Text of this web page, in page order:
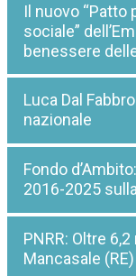
Il nuovo “Patto
sociale”
benessere
Luca Dal
nazionale
Fondo
2016-2025
PNRR: Oltre
Mancasale (RE)